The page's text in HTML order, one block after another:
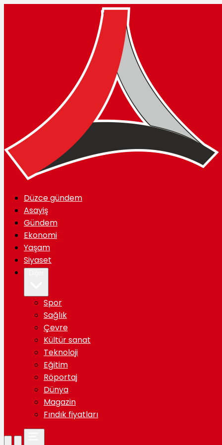
Düzce gündem
Asayiş
Gündem
Ekonomi
Yaşam
Siyaset
Spor
Sağlık
Çevre
Kültür sanat
Teknoloji
Eğitim
Röportaj
Dünya
Magazin
Fındık fiyatları